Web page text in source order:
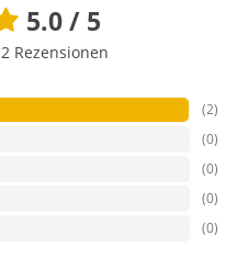
5.0 / 5
2 Rezensionen
(2)
(0)
(0)
(0)
(0)